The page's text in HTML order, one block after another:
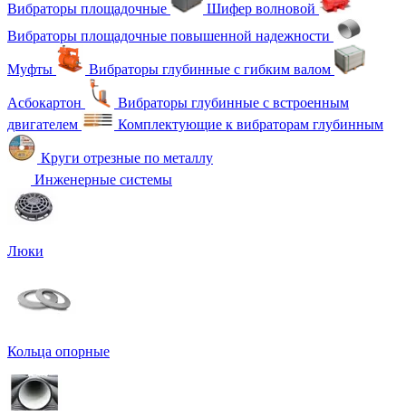
Вибраторы площадочные
Шифер волновой
Вибраторы площадочные повышенной надежности
Муфты Вибраторы глубинные с гибким валом
Асбокартон
Вибраторы глубинные с встроенным
двигателем
Комплектующие к вибраторам глубинным
Круги отрезные по металлу
Инженерные системы
Люки
Кольца опорные